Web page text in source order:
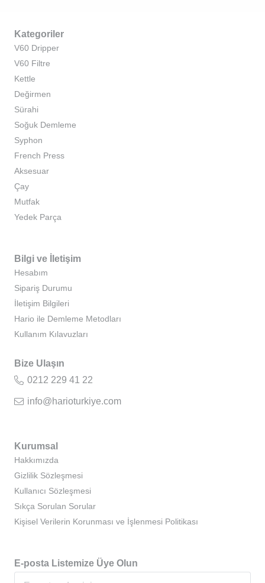
Kategoriler
V60 Dripper
V60 Filtre
Kettle
Değirmen
Sürahi
Soğuk Demleme
Syphon
French Press
Aksesuar
Çay
Mutfak
Yedek Parça
Bilgi ve İletişim
Hesabım
Sipariş Durumu
İletişim Bilgileri
Hario ile Demleme Metodları
Kullanım Kılavuzları
Bize Ulaşın
0212 229 41 22
info@harioturkiye.com
Kurumsal
Hakkımızda
Gizlilik Sözleşmesi
Kullanıcı Sözleşmesi
Sıkça Sorulan Sorular
Kişisel Verilerin Korunması ve İşlenmesi Politikası
E-posta Listemize Üye Olun